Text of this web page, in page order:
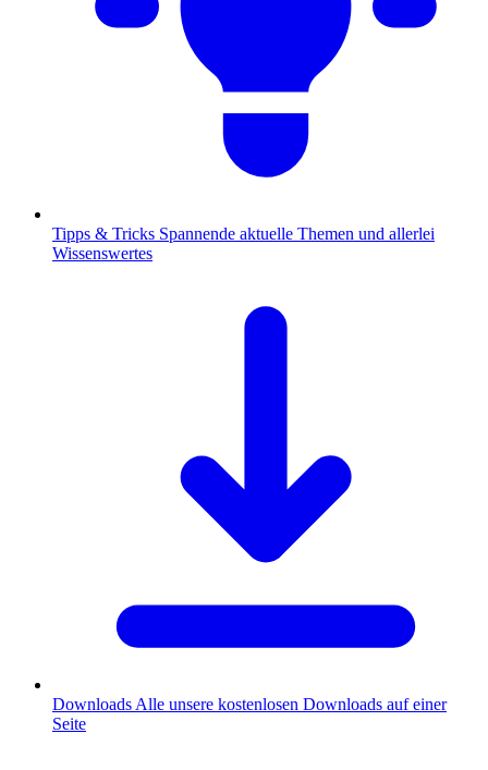
Tipps & Tricks Spannende aktuelle Themen und allerlei
Wissenswertes
Downloads Alle unsere kostenlosen Downloads auf einer
Seite